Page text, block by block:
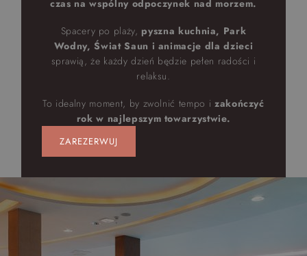
czas na wspólny odpoczynek nad morzem.
Spacery po plaży, pyszna kuchnia, Park
Wodny, Świat Saun i animacje dla dzieci
sprawią, że każdy dzień będzie pełen radości i
relaksu.
To idealny moment, by zwolnić tempo i zakończyć
rok w najlepszym towarzystwie.
ZAREZERWUJ